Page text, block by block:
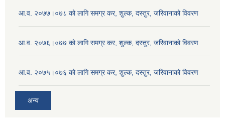
आ.व. २०७७।०७८ को लागि समग्र कर, शुल्क, दस्तुर, जरिवानाको विवरण
आ.व. २०७६।०७७ को लागि समग्र कर, शुल्क, दस्तुर, जरिवानाको विवरण
आ.व. २०७५।०७६ को लागि समग्र कर, शुल्क, दस्तुर, जरिवानाको विवरण
अन्य